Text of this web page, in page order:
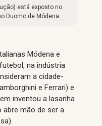
está exposto no
Duomo de Módena.
Módena e
na indústria
a cidade-
e Ferrari) e
inventou a lasanha
abre mão de ser a